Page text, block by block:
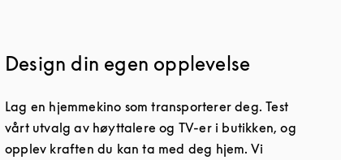
Design din egen opplevelse
Lag en hjemmekino som transporterer deg. Test
vårt utvalg av høyttalere og TV-er i butikken, og
opplev kraften du kan ta med deg hjem. Vi